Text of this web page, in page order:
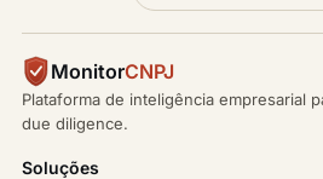
MonitorCNPJ
Plataforma de inteligência empresarial
due diligence.
Soluções